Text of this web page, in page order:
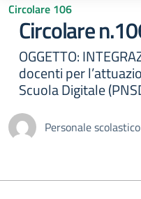
Circolare 106
Circolare
OGGETTO:
docenti per
Scuola Digitale
Personale scolastico